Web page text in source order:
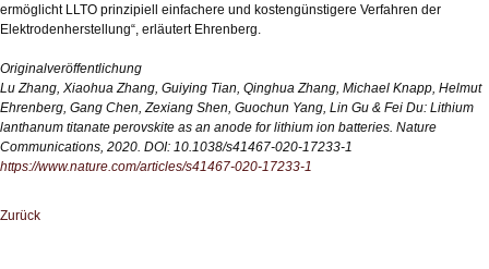
ermöglicht LLTO prinzipiell einfachere und kostengünstigere Verfahren der
Elektrodenherstellung“, erläutert Ehrenberg.
Originalveröffentlichung
Lu Zhang, Xiaohua Zhang, Guiying Tian, Qinghua Zhang, Michael Knapp, Helmut
Ehrenberg, Gang Chen, Zexiang Shen, Guochun Yang, Lin Gu & Fei Du: Lithium
lanthanum titanate perovskite as an anode for lithium ion batteries. Nature
Communications, 2020. DOI: 10.1038/s41467-020-17233-1
https://www.nature.com/articles/s41467-020-17233-1
Zurück